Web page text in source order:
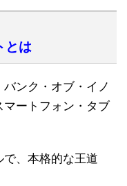
とは
バンク・オブ・イノ
ートフォン・タブ
、本格的な王道